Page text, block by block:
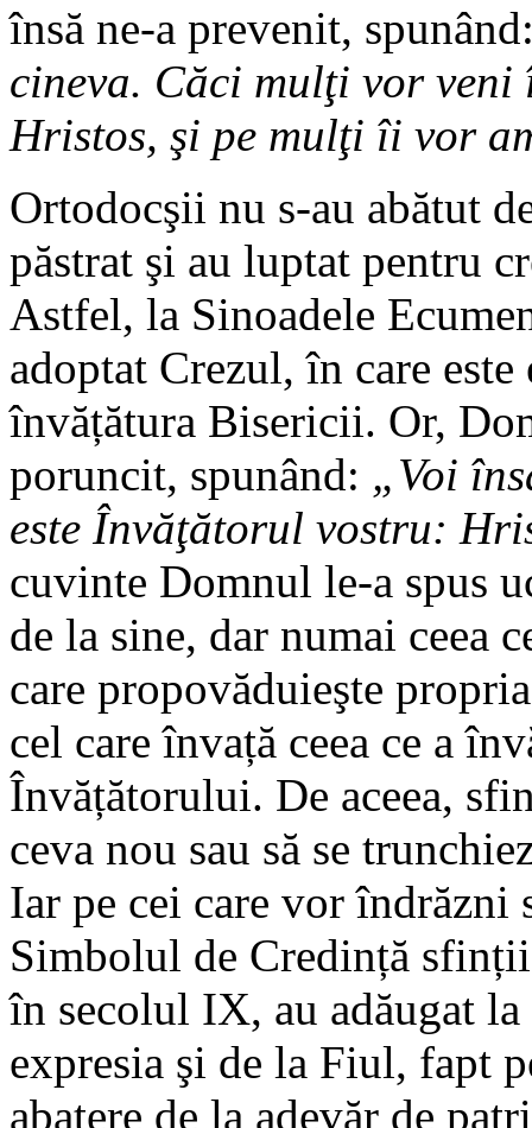
însă ne-a prevenit,
cineva. Căci mulţi vor veni
Hristos, şi pe mulţi îi vor
Ortodocşii nu s-au abătut
păstrat şi au luptat pentru
Astfel, la Sinoadele
adoptat Crezul, în care
învățătura Bisericii. Or,
poruncit, spunând: „Voi
este Învăţătorul vostru:
cuvinte Domnul le-a spus
de la sine, dar numai ceea
care propovăduieşte
cel care învață ceea ce a
Învățătorului. De aceea,
ceva nou sau să se
Iar pe cei care vor îndrăzni
Simbolul de Credință
în secolul IX, au adăugat
expresia şi de la Fiul, fapt
abatere de la adevăr de